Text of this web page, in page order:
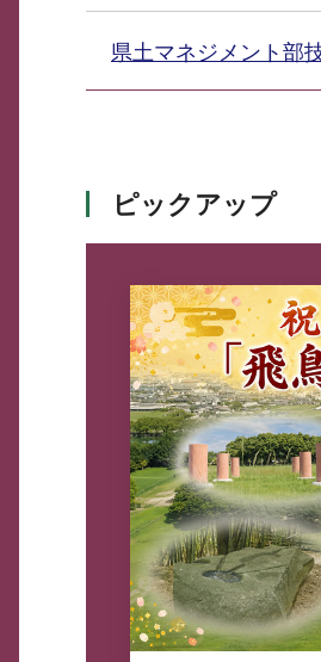
県土マネジメント部
ピックアップ